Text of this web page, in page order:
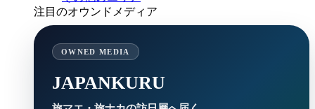
注目のオウンドメディア
OWNED MEDIA
JAPANKURU